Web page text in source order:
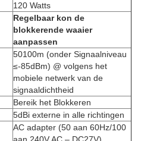
120 Watts
Regelbaar kon de
blokkerende waaier
aanpassen
50100m (onder Signaalniveau
≤-85dBm) @ volgens het
mobiele netwerk van de
signaaldichtheid
Bereik het Blokkeren
5dBi externe in alle richtingen
AC adapter (50 aan 60Hz/100